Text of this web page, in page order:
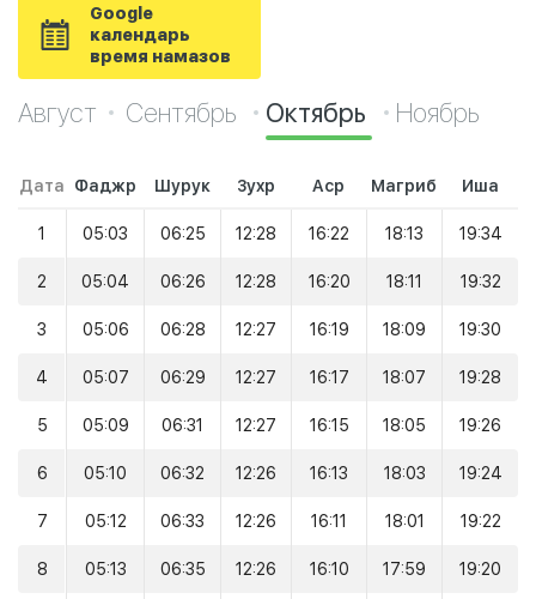
Google
календарь
время намазов
Август Сентябрь Октябрь Ноябрь
Дата Фаджр Шурук Зухр Аср Магриб Иша
1 05:03 06:25 12:28 16:22 18:13 19:34
2 05:04 06:26 12:28 16:20 18:11 19:32
3 05:06 06:28 12:27 16:19 18:09 19:30
4 05:07 06:29 12:27 16:17 18:07 19:28
5 05:09 06:31 12:27 16:15 18:05 19:26
6 05:10 06:32 12:26 16:13 18:03 19:24
7 05:12 06:33 12:26 16:11 18:01 19:22
8 05:13 06:35 12:26 16:10 17:59 19:20